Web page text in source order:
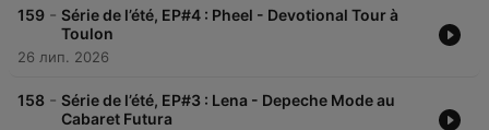
159 - Série de l’été, EP#4 : Pheel - Devotional Tour à
Toulon
26 лип. 2026
158 - Série de l’été, EP#3 : Lena - Depeche Mode au
Cabaret Futura